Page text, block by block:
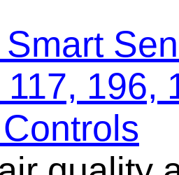
196,